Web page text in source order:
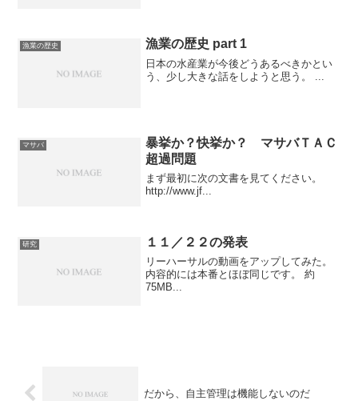
漁業の歴史 漁業の歴史 part 1
日本の水産業が今後どうあるべきかとい
う、少し大きな話をしようと思う。 ...
マサバ
暴挙か？快挙か？ マサバＴＡＣ
超過問題
まず最初に次の文書を見てください。
http://www.jf...
研究 １１／２２の発表
リーハーサルの動画をアップしてみた。
内容的には本番とほぼ同じです。 約
75MB...
だから、自主管理は機能しないのだ